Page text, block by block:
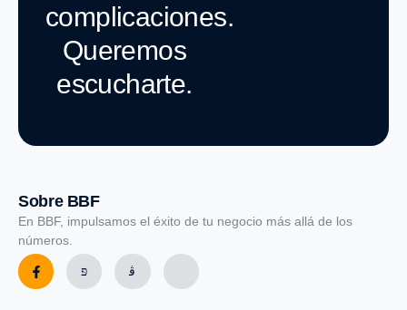
complicaciones.
Queremos
escucharte.
Sobre BBF
En BBF, impulsamos el éxito de tu negocio más allá de los
números.